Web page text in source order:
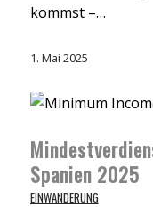
kommst –…
1. Mai 2025
Spanien 2025
EINWANDERUNG